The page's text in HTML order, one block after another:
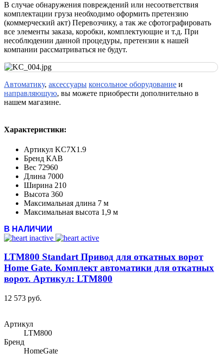
В случае обнаружения повреждений или несоответствия
комплектации груза необходимо оформить претензию
(коммерческий акт) Перевозчику, а так же сфотографировать
все элементы заказа, коробки, комплектующие и т.д. При
несоблюдении данной процедуры, претензии к нашей
компании рассматриваться не будут.
Автоматику, аксессуары консольное оборудование и
направляющую, вы можете приобрести дополнительно в
нашем магазине.
Характеристики:
Артикул KC7X1.9
Бренд КАВ
Вес 72960
Длина 7000
Ширина 210
Высота 360
Максимальная длина 7 м
Максимальная высота 1,9 м
В НАЛИЧИИ
LTM800 Standart Привод для откатных ворот
Home Gate. Комплект автоматики для откатных
ворот. Артикул: LTM800
12 573 руб.
Артикул
LTM800
Бренд
HomeGate